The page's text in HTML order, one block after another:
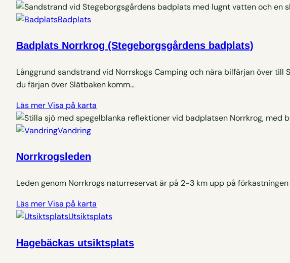
Badplats
Badplats Norrkrog (Stegeborgsgårdens badplats)
Långgrund sandstrand vid Norrskogs Camping och nära bilfärjan över
du färjan över Slätbaken komm…
Läs merVisa på karta
Vandring
Norrkrogsleden
Leden genom Norrkrogs naturreservat är på 2-3 km upp på
Läs merVisa på karta
Utsiktsplats
Hagebäckas utsiktsplats